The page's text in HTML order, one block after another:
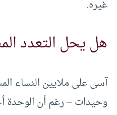
غيره.
هل يحل التعدد
آسى على ملايين النساء
وحيدات – رغم أن الوحدة